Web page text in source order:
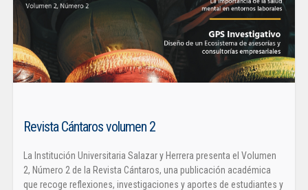
Revista Cántaros volumen 2
La Institución Universitaria Salazar y Herrera presenta el Volumen
2, Número 2 de la Revista Cántaros, una publicación académica
que recoge reflexiones, investigaciones y aportes de estudiantes y